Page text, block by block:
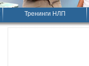
Тренинги НЛП